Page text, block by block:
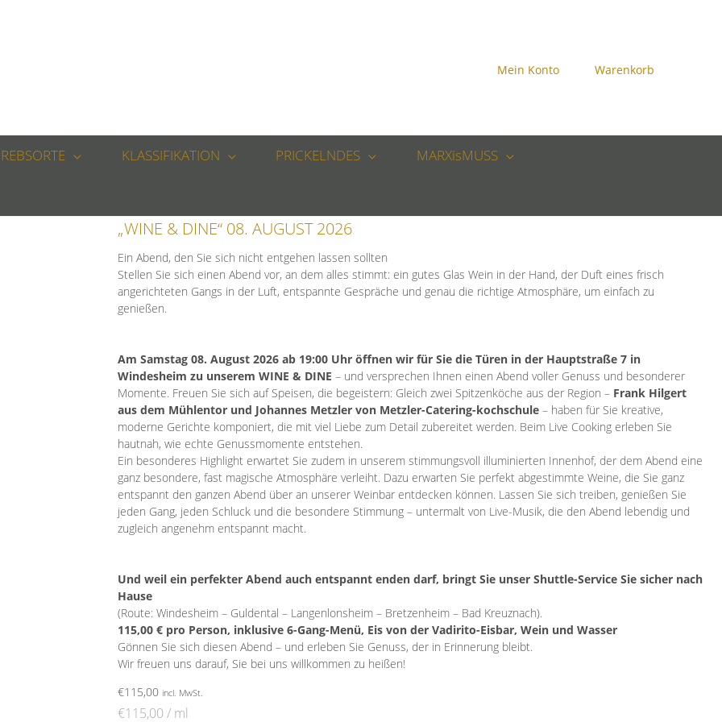
Mein Konto Warenkorb
REBSORTE KLASSIFIKATION PRICKELNDES MARXisMUSS
„WINE & DINE“ 08. AUGUST 2026
Ein Abend, den Sie sich nicht entgehen lassen sollten
Stellen Sie sich einen Abend vor, an dem alles stimmt: ein gutes Glas Wein in der Hand, der Duft eines frisch
angerichteten Gangs in der Luft, entspannte Gespräche und genau die richtige Atmosphäre, um einfach zu
genießen.
Am Samstag 08. August 2026 ab 19:00 Uhr öffnen wir für Sie die Türen in der Hauptstraße 7 in
Windesheim zu unserem WINE & DINE – und versprechen Ihnen einen Abend voller Genuss und besonderer
Momente. Freuen Sie sich auf Speisen, die begeistern: Gleich zwei Spitzenköche aus der Region – Frank Hilgert
aus dem Mühlentor und Johannes Metzler von Metzler-Catering-kochschule– haben für Sie kreative,
moderne Gerichte komponiert, die mit viel Liebe zum Detail zubereitet werden. Beim Live Cooking erleben Sie
hautnah, wie echte Genussmomente entstehen.
Ein besonderes Highlight erwartet Sie zudem in unserem stimmungsvoll illuminierten Innenhof, der dem Abend eine
ganz besondere, fast magische Atmosphäre verleiht. Dazu erwarten Sie perfekt abgestimmte Weine, die Sie ganz
entspannt den ganzen Abend über an unserer Weinbar entdecken können. Lassen Sie sich treiben, genießen Sie
jeden Gang, jeden Schluck und die besondere Stimmung – untermalt von Live-Musik, die den Abend lebendig und
zugleich angenehm entspannt macht.
Und weil ein perfekter Abend auch entspannt enden darf, bringt Sie unser Shuttle-Service Sie sicher nach
Hause
(Route: Windesheim – Guldental – Langenlonsheim – Bretzenheim – Bad Kreuznach).
115,00 € pro Person, inklusive 6-Gang-Menü, Eis von der Vadirito-Eisbar, Wein und Wasser
Gönnen Sie sich diesen Abend – und erleben Sie Genuss, der in Erinnerung bleibt.
Wir freuen uns darauf, Sie bei uns willkommen zu heißen!
€115,00 incl. MwSt.
€115,00 / ml